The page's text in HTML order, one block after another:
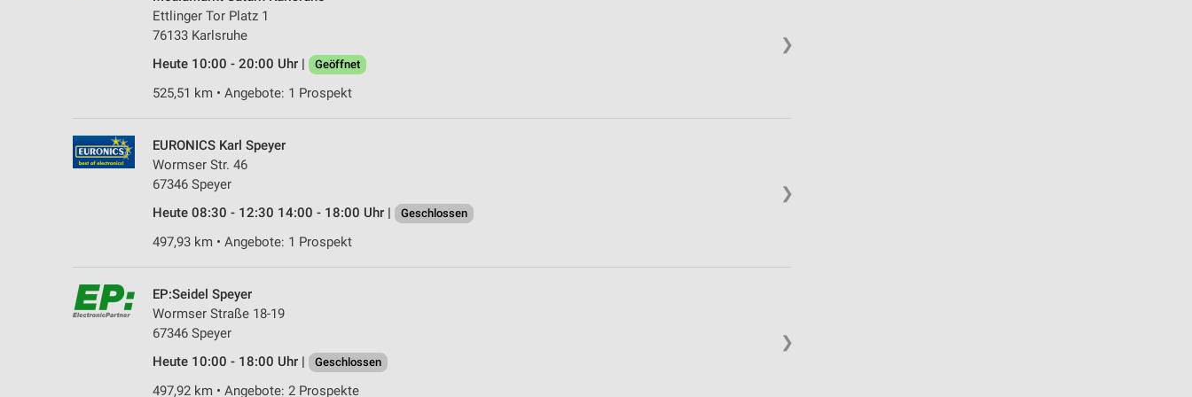
❯
Ettlinger Tor Platz 1
76133 Karlsruhe
Heute 10:00 - 20:00 Uhr |
Geöffnet
525,51 km • Angebote: 1 Prospekt
❯
EURONICS Karl Speyer
Wormser Str. 46
67346 Speyer
Heute 08:30 - 12:30 14:00 - 18:00 Uhr |
Geschlossen
497,93 km • Angebote: 1 Prospekt
❯
EP:Seidel Speyer
Wormser Straße 18-19
67346 Speyer
Heute 10:00 - 18:00 Uhr |
Geschlossen
497,92 km • Angebote: 2 Prospekte